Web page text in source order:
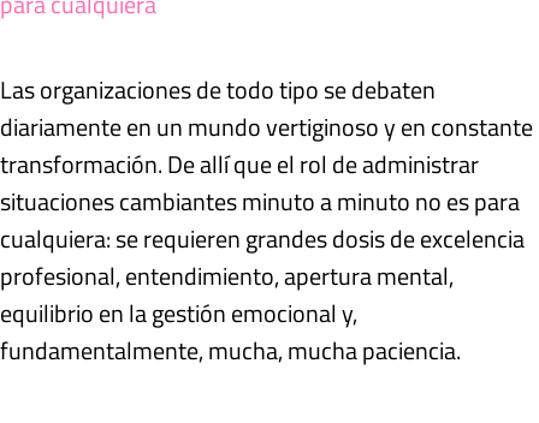
Las organizaciones de todo tipo se debaten
diariamente en un mundo vertiginoso y en constante
transformación. De allí que el rol de administrar
situaciones cambiantes minuto a minuto no es para
cualquiera: se requieren grandes dosis de excelencia
profesional, entendimiento, apertura mental,
equilibrio en la gestión emocional y,
fundamentalmente, mucha, mucha paciencia.